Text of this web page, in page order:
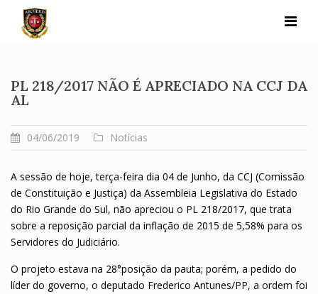
content
PL 218/2017 NÃO É APRECIADO NA CCJ DA
AL
04/06/2019 Notícias
A sessão de hoje, terça-feira dia 04 de Junho, da CCJ (Comissão
de Constituição e Justiça) da Assembleia Legislativa do Estado
do Rio Grande do Sul, não apreciou o PL 218/2017, que trata
sobre a reposição parcial da inflação de 2015 de 5,58% para os
Servidores do Judiciário.
O projeto estava na 28°posição da pauta; porém, a pedido do
líder do governo, o deputado Frederico Antunes/PP, a ordem foi